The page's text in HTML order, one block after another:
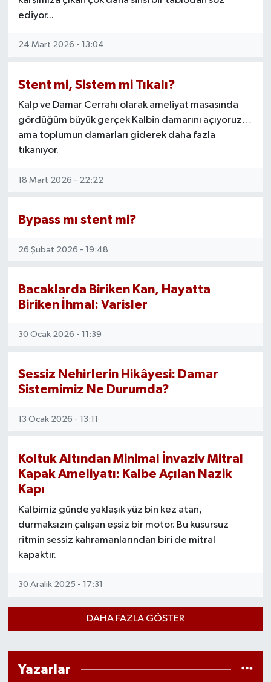
ediyor...
24 Mart 2026 - 13:04
Stent mi, Sistem mi Tıkalı?
Kalp ve Damar Cerrahı olarak ameliyat masasında
gördüğüm büyük gerçek Kalbin damarını açıyoruz…
ama toplumun damarları giderek daha fazla
tıkanıyor.
18 Mart 2026 - 22:22
Bypass mı stent mi?
26 Şubat 2026 - 19:48
Bacaklarda Biriken Kan, Hayatta
Biriken İhmal: Varisler
30 Ocak 2026 - 11:39
Sessiz Nehirlerin Hikâyesi: Damar
Sistemimiz Ne Durumda?
13 Ocak 2026 - 13:11
Koltuk Altından Minimal İnvaziv Mitral
Kapak Ameliyatı: Kalbe Açılan Nazik
Kapı
Kalbimiz günde yaklaşık yüz bin kez atan,
durmaksızın çalışan eşsiz bir motor. Bu kusursuz
ritmin sessiz kahramanlarından biri de mitral
kapaktır.
30 Aralık 2025 - 17:31
DAHA FAZLA GÖSTER
Yazarlar